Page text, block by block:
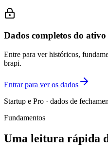
Dados completos do ativo
Entre para ver históricos,
brapi.
Entrar para ver os dados
Startup e Pro · dados de
Fundamentos
Uma leitura rápida